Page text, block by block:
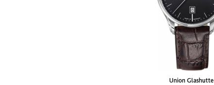
Union Glashutte